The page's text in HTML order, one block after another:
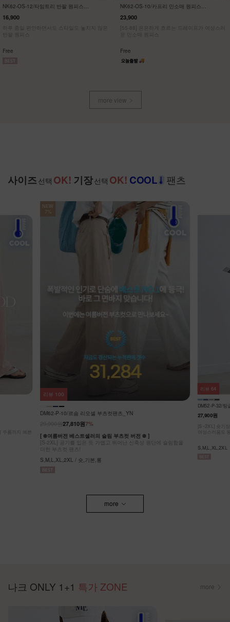
NK32-P-1/에이지 와이드 팬츠
23,900
[55~120] 여성스러운 스커트처럼, 맥시멈 와이
드핏 밴딩팬츠
Free
KO22-T-12/배색 브이넥 스판티
19,9007,900
[ 한정수량 특가 ]
M(~66),L(~88),XL(~100),1(~120)
more view
사이즈 선택 OK! 기장선택 OK! COOL 팬츠
슬림함을
DM52-P-32/팅글 라이온셀 데님 스커트_DY
27,900원
[S~2XL] 숏기장,기본기장 두가지 기장옵션! 캐주얼도,
여성스러움도 동시에 잡은 롱스커트에요~
S,M,L,XL,2XL
리뷰 64
KO62-P-05/쿨
32,900원
[ ❄️COOL
[55-99] 나크
F,L / 숏,롱
리뷰 20
more
나크 ONLY 1+1 특가 ZONE more